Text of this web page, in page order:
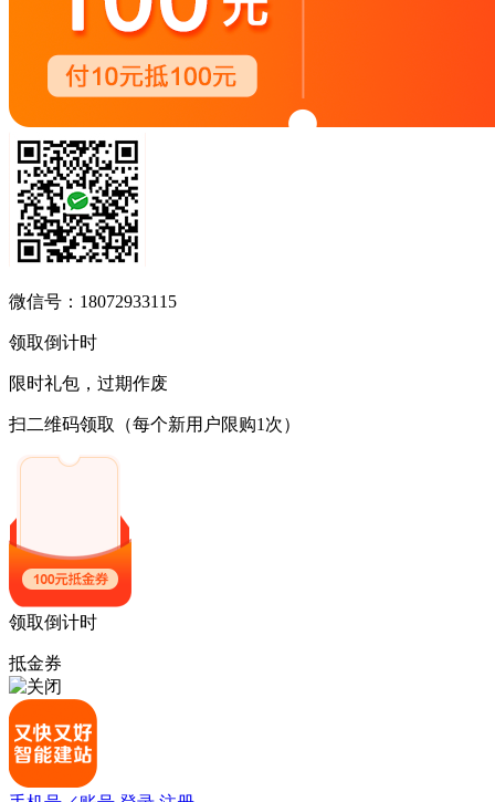
微信号：18072933115
领取倒计时
限时礼包，过期作废
扫二维码领取 （每个新用户限购1次）
领取倒计时
抵金券